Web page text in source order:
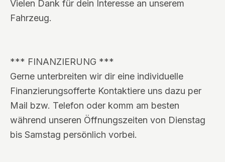
Vielen Dank für dein Interesse an unserem
Fahrzeug.
*** FINANZIERUNG ***
Gerne unterbreiten wir dir eine individuelle
Finanzierungsofferte Kontaktiere uns dazu per
Mail bzw. Telefon oder komm am besten
während unseren Öffnungszeiten von Dienstag
bis Samstag persönlich vorbei.